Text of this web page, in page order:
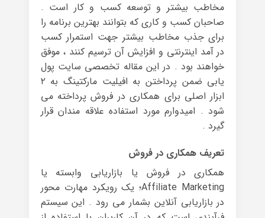
مخاطب بیشتر و توسعه کسب و کار است .
صاحبان کسب و کاری که بتوانند بهترین برنامه را
برای جذب مخاطب بیشتر جهت استمرار کسب
در آمد اینترنتی و افزایش آن ترسیم کنند ، موفق
خواهند بود . در این مقاله تخصصی سایت پول
یابی ضمن پرداختن به افیلیت مارکتینگ به ۲
ابزار اصلی برای همکاری در فروش پرداخته می
شود . امیدوارم مورد استفاده علاقه مندان قرار
گیرد .
تعریف همکاری در فروش
همکاری در فروش یا بازاریابی وابسته یا
Affiliate Marketing؛ یک رویکرد مهارت محور
در بازاریابی آنلاین بشمار می رود . این سیستم